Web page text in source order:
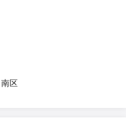
南区